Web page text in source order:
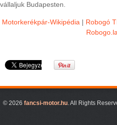
vállaljuk Budapesten.
Motorkerékpár-Wikipédia | Robogó
© 2026 fancsi-motor.hu. All Rights